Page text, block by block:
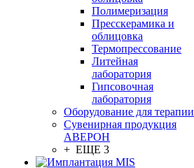
Полимеризация
Пресскерамика и
облицовка
Термопрессование
Литейная
лаборатория
Гипсовочная
лаборатория
Оборудование для терапии
Сувенирная продукция
АВЕРОН
+ ЕЩЕ 3